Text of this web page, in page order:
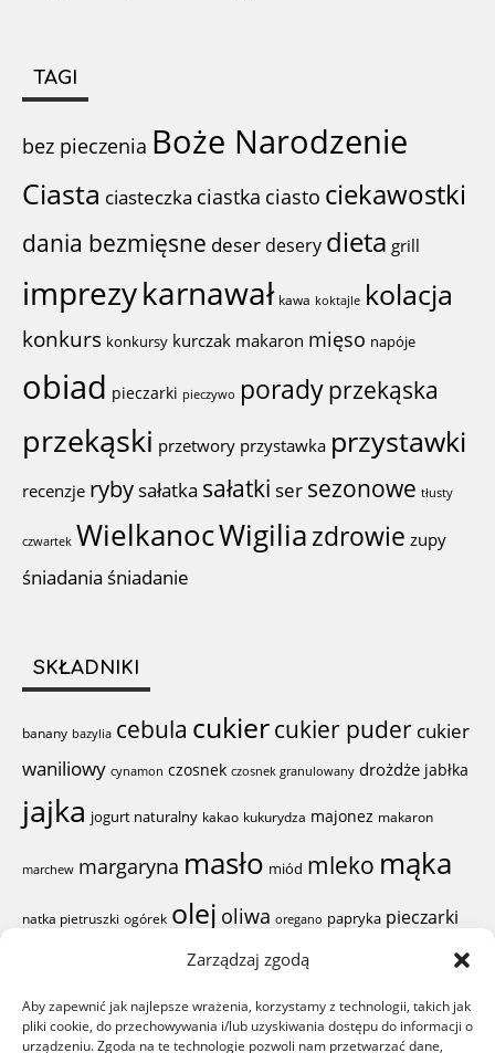
Zarządzaj zgodą
Aby zapewnić jak najlepsze wrażenia, korzystamy z technologii, takich jak
pliki cookie, do przechowywania i/lub uzyskiwania dostępu do informacji o
urządzeniu. Zgoda na te technologie pozwoli nam przetwarzać dane,
TAGI
bez pieczenia Boże Narodzenie
Ciasta ciasteczka ciastka ciasto ciekawostki
dania bezmięsne deser desery dieta grill
imprezykarnawał kawa koktajle kolacja
konkurs konkursy kurczak makaron mięso napóje
obiad pieczarki pieczywo poradyprzekąska
przekąski przetwory przystawka przystawki
recenzje ryby sałatka sałatki ser sezonowe tłusty
czwartek WielkanocWigiliazdrowie zupy
śniadania śniadanie
SKŁADNIKI
banany bazylia cebula cukiercukier puder cukier
waniliowy cynamon czosnek czosnek granulowany drożdże jabłka
jajka jogurt naturalny kakao kukurydza majonez makaron
marchew margaryna masło miód mleko mąka
natka pietruszki ogórek olej oliwa oregano papryka pieczarki
pierś z kurczaka pomidor
pieczenia rodzynki ser ser żółty sok z cytryny szynka sól